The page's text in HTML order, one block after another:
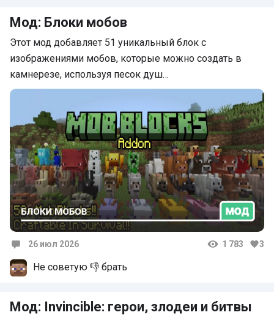
Мод: Блоки мобов
Этот мод добавляет 51 уникальный блок с
изображениями мобов, которые можно создать в
камнерезе, используя песок душ…
26 июл 2026 1 783 3
Не советую 👎 брать
Мод: Invincible: герои, злодеи и битвы